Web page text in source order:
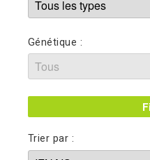
Génétique :
Trier par :